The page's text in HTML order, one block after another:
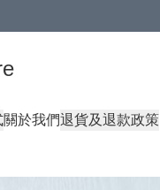
關於我們退貨及退款政策